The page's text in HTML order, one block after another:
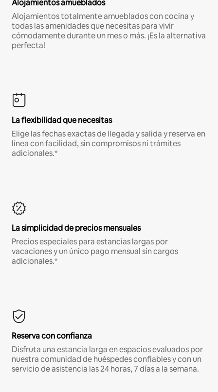
Alojamientos amueblados
Alojamientos totalmente amueblados con cocina y
todas las amenidades que necesitas para vivir
cómodamente durante un mes o más. ¡Es la alternativa
perfecta!
La flexibilidad que necesitas
Elige las fechas exactas de llegada y salida y reserva en
línea con facilidad, sin compromisos ni trámites
adicionales.*
La simplicidad de precios mensuales
Precios especiales para estancias largas por
vacaciones y un único pago mensual sin cargos
adicionales.*
Reserva con confianza
Disfruta una estancia larga en espacios evaluados por
nuestra comunidad de huéspedes confiables y con un
servicio de asistencia las 24 horas, 7 días a la semana.